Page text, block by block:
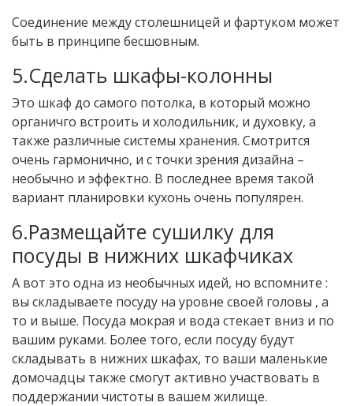
Соединение между столешницей и фартуком может
быть в принципе бесшовным.
5.Сделать шкафы-колонны
Это шкаф до самого потолка, в который можно
органичго встроить и холодильник, и духовку, а
также различные системы хранения. Смотрится
очень гармонично, и с точки зрения дизайна –
необычно и эффектно. В последнее время такой
вариант планировки кухонь очень популярен.
6.Размещайте сушилку для
посуды в нижних шкафчиках
А вот это одна из необычных идей, но вспомните :
вы складываете посуду на уровне своей головы , а
то и выше. Посуда мокрая и вода стекает вниз и по
вашим руками. Более того, если посуду будут
складывать в нижних шкафах, то ваши маленькие
домочадцы также смогут активно участвовать в
поддержании чистоты в вашем жилище.